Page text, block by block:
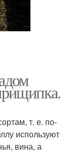
т. е. по-
используют
вина, а